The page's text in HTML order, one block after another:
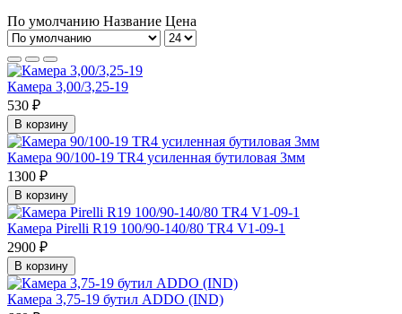
По умолчанию Название Цена
Камера 3,00/3,25-19
530 ₽
В корзину
Камера 90/100-19 TR4 усиленная бутиловая 3мм
1300 ₽
В корзину
Камера Pirelli R19 100/90-140/80 TR4 V1-09-1
2900 ₽
В корзину
Камера 3,75-19 бутил ADDO (IND)